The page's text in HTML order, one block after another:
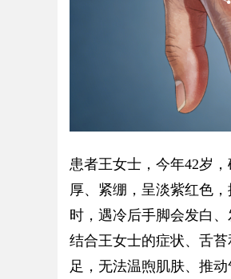
Bo
患者王女士，今年42岁
厚、紧绷，呈淡紫红色
时，遇冷后手脚会发白
结合王女士的症状、舌
足，无法温煦肌肤、推